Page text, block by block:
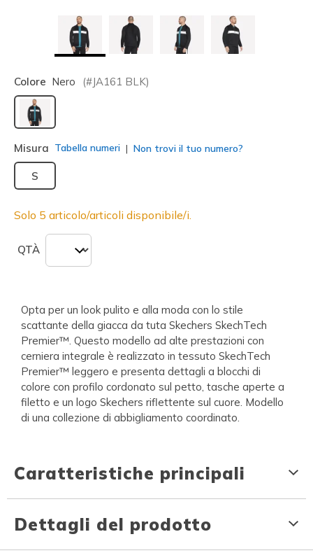
Colore Nero (#JA161 BLK)
selezionato
Misura Tabella numeri Non trovi il tuo numero?
S
Solo 5 articolo/articoli disponibile/i.
QTÀ
Opta per un look pulito e alla moda con lo stile
scattante della giacca da tuta Skechers SkechTech
Premier™. Questo modello ad alte prestazioni con
cerniera integrale è realizzato in tessuto SkechTech
Premier™ leggero e presenta dettagli a blocchi di
colore con profilo cordonato sul petto, tasche aperte a
filetto e un logo Skechers riflettente sul cuore. Modello
di una collezione di abbigliamento coordinato.
Caratteristiche principali
Dettagli del prodotto